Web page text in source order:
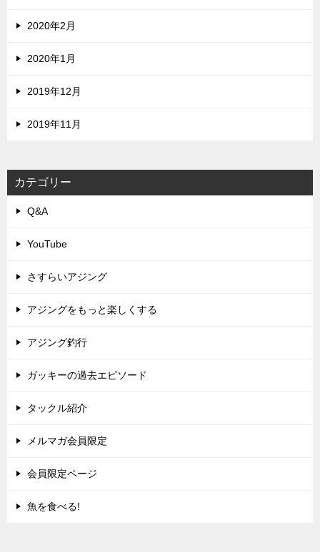
2020年2月
2020年1月
2019年12月
2019年11月
カテゴリー
Q&A
YouTube
さすらいアジング
アジングをもっと楽しくする
アジング釣行
ガッキーの過去エピソード
タックル紹介
メルマガ会員限定
会員限定ページ
魚を食べる!